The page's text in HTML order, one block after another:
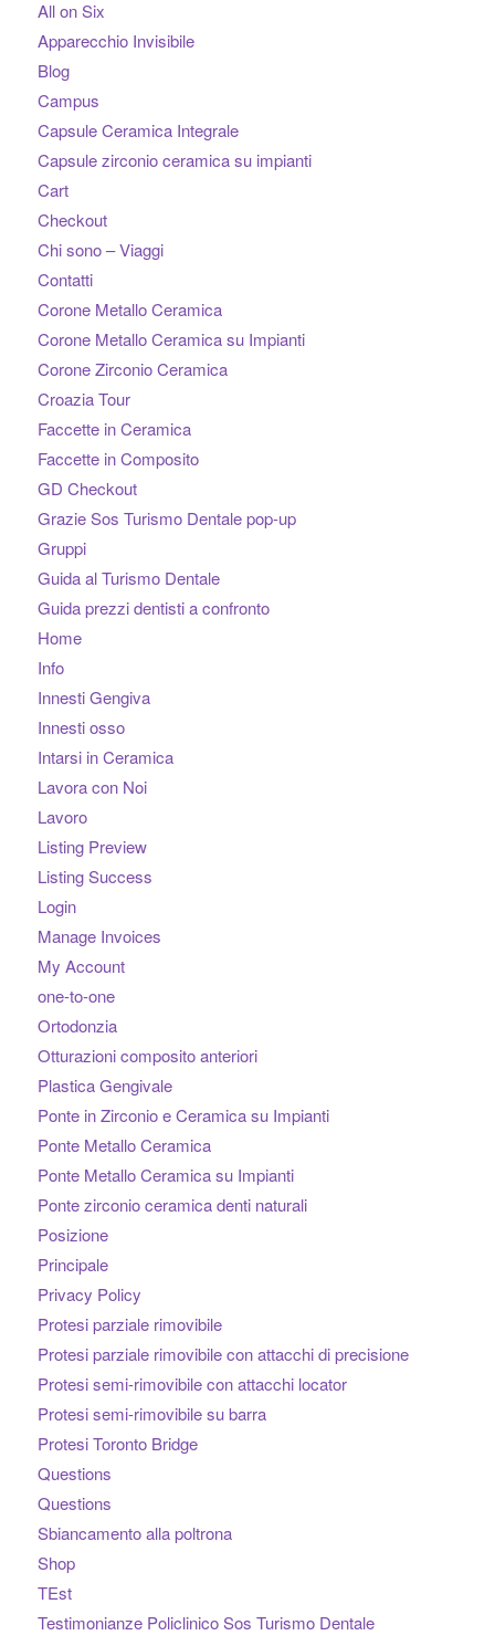
All on Six
Apparecchio Invisibile
Blog
Campus
Capsule Ceramica Integrale
Capsule zirconio ceramica su impianti
Cart
Checkout
Chi sono – Viaggi
Contatti
Corone Metallo Ceramica
Corone Metallo Ceramica su Impianti
Corone Zirconio Ceramica
Croazia Tour
Faccette in Ceramica
Faccette in Composito
GD Checkout
Grazie Sos Turismo Dentale pop-up
Gruppi
Guida al Turismo Dentale
Guida prezzi dentisti a confronto
Home
Info
Innesti Gengiva
Innesti osso
Intarsi in Ceramica
Lavora con Noi
Lavoro
Listing Preview
Listing Success
Login
Manage Invoices
My Account
one-to-one
Ortodonzia
Otturazioni composito anteriori
Plastica Gengivale
Ponte in Zirconio e Ceramica su Impianti
Ponte Metallo Ceramica
Ponte Metallo Ceramica su Impianti
Ponte zirconio ceramica denti naturali
Posizione
Principale
Privacy Policy
Protesi parziale rimovibile
Protesi parziale rimovibile con attacchi di precisione
Protesi semi-rimovibile con attacchi locator
Protesi semi-rimovibile su barra
Protesi Toronto Bridge
Questions
Questions
Sbiancamento alla poltrona
Shop
TEst
Testimonianze Policlinico Sos Turismo Dentale